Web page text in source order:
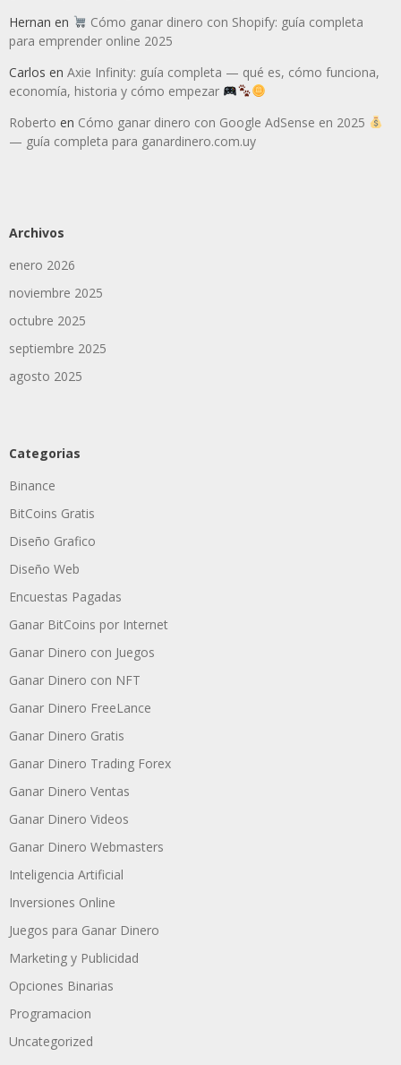
Hernan en
Cómo ganar dinero con Shopify: guía completa
para emprender online 2025
Carlos en Axie Infinity: guía completa — qué es, cómo funciona,
economía, historia y cómo empezar
Roberto en Cómo ganar dinero con Google AdSense en 2025
— guía completa para ganardinero.com.uy
Archivos
enero 2026
noviembre 2025
octubre 2025
septiembre 2025
agosto 2025
Categorias
Binance
BitCoins Gratis
Diseño Grafico
Diseño Web
Encuestas Pagadas
Ganar BitCoins por Internet
Ganar Dinero con Juegos
Ganar Dinero con NFT
Ganar Dinero FreeLance
Ganar Dinero Gratis
Ganar Dinero Trading Forex
Ganar Dinero Ventas
Ganar Dinero Videos
Ganar Dinero Webmasters
Inteligencia Artificial
Inversiones Online
Juegos para Ganar Dinero
Marketing y Publicidad
Opciones Binarias
Programacion
Uncategorized